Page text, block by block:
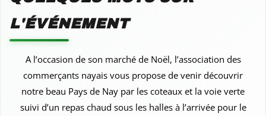
L'ÉVÉNEMENT
A l’occasion de son marché de Noël, l’association des
commerçants nayais vous propose de venir découvrir
notre beau Pays de Nay par les coteaux et la voie verte
suivi d’un repas chaud sous les halles à l’arrivée pour le